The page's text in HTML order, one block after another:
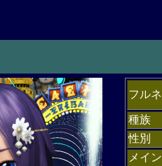
フル
種族
性別
メイ